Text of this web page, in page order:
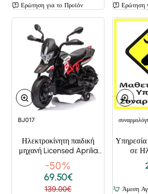
Ερώτηση για το Προϊόν
Ερώτηση
BJ017
Ηλεκτροκίνητη παιδική
μηχανή Licensed Aprilia
Dorsoduro 900 6V σε
Μαύρο - Κόκκινο Χρώμα
-50%
69.50€
139.00€
σε
Άμεση